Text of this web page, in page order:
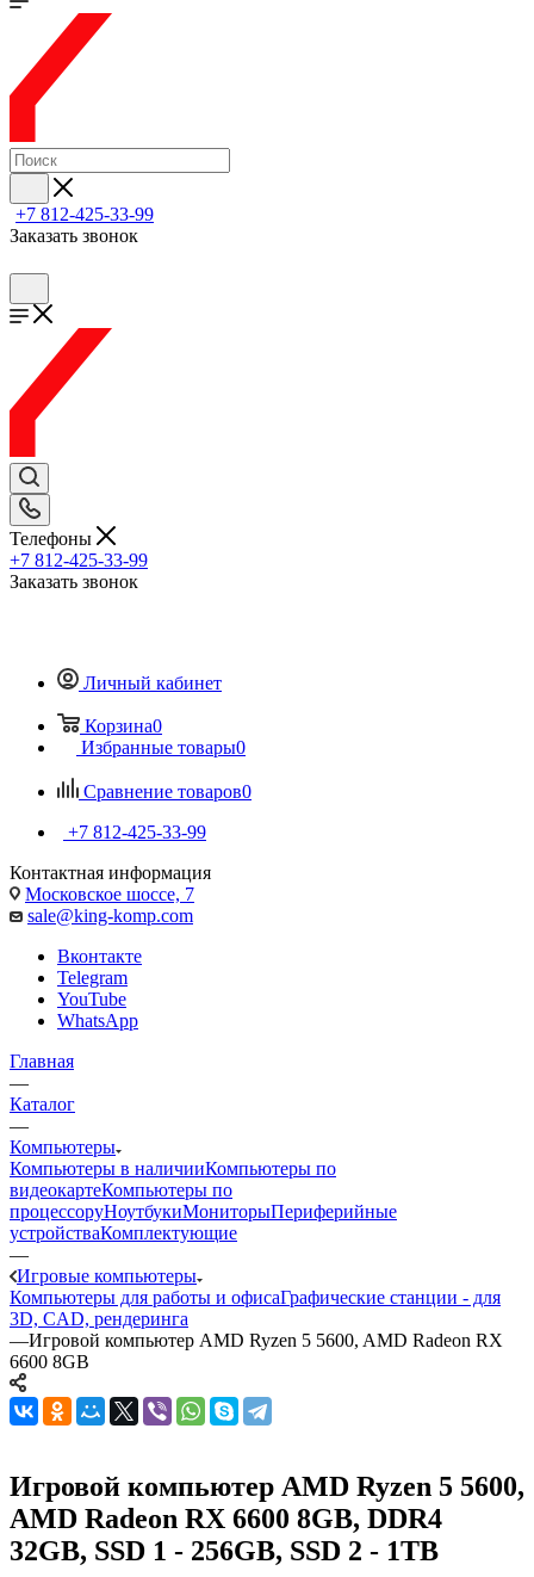
+7 812-425-33-99
Заказать звонок
Телефоны
+7 812-425-33-99
Заказать звонок
Личный кабинет
Корзина0
Избранные товары0
Сравнение товаров0
+7 812-425-33-99
Контактная информация
Московское шоссе, 7
sale@king-komp.com
Вконтакте
Telegram
YouTube
WhatsApp
Главная
—
Каталог
—
Компьютеры
Компьютеры в наличииКомпьютеры по
видеокартеКомпьютеры по
процессоруНоутбукиМониторыПериферийные
устройстваКомплектующие
—
Игровые компьютеры
Компьютеры для работы и офисаГрафические станции - для
3D, CAD, рендеринга
—Игровой компьютер AMD Ryzen 5 5600, AMD Radeon RX
6600 8GB
Игровой компьютер AMD Ryzen 5 5600,
AMD Radeon RX 6600 8GB, DDR4
32GB, SSD 1 - 256GB, SSD 2 - 1TB